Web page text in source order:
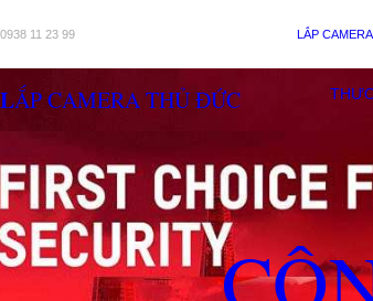
0938 11 23 99 LẮP
LẮP CAMERA THỦ ĐỨC